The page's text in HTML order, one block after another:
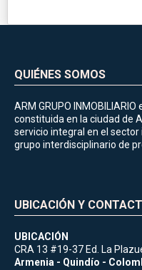
QUIÉNES SOMOS
ARM GRUPO
constituida en la ciudad de
servicio integral en el
grupo interdisciplinario de
UBICACIÓN Y
UBICACIÓN
CRA 13 #19-37 Ed. La
Armenia - Quindío -